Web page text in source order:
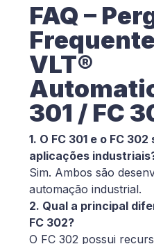
FAQ –
VLT®
301 / FC
1. O FC 301 e o FC
aplicações
Sim. Ambos são
automação industrial.
2. Qual a principal
FC 302?
O FC 302 possui